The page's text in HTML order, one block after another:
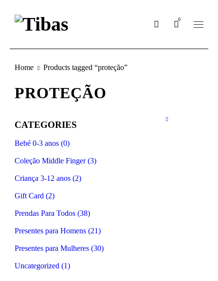
0
Home Products tagged “proteção”
PROTEÇÃO
CATEGORIES
Bebé 0-3 anos (0)
Coleção Middle Finger (3)
Criança 3-12 anos (2)
Gift Card (2)
Prendas Para Todos (38)
Presentes para Homens (21)
Presentes para Mulheres (30)
Uncategorized (1)